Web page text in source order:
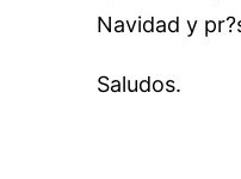
Navidad y
Saludos.